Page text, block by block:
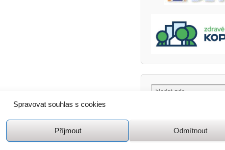
Spravovat souhlas s cookies
Příjmout Odmítnout